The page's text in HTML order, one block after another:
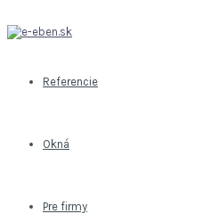
Referencie
Okná
Pre firmy